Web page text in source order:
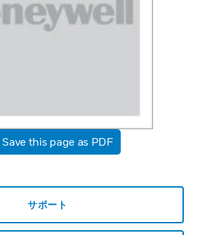
Save this page as PDF
サポート